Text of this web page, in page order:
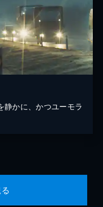
静かに、かつユーモラ